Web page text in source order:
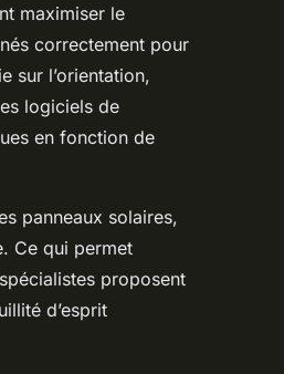
maximiser le
correctement pour
sur l’orientation,
logiciels de
en fonction de
panneaux solaires,
Ce qui permet
proposent
d’esprit